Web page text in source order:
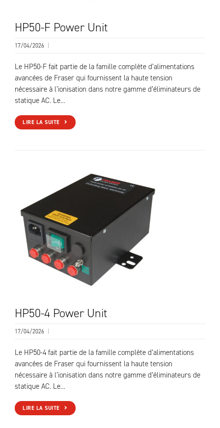
HP50-F Power Unit
17/04/2026
Le HP50-F fait partie de la famille complète d’alimentations
avancées de Fraser qui fournissent la haute tension
nécessaire à l’ionisation dans notre gamme d’éliminateurs de
statique AC. Le…
LIRE LA SUITE
HP50-4 Power Unit
17/04/2026
Le HP50-4 fait partie de la famille complète d’alimentations
avancées de Fraser qui fournissent la haute tension
nécessaire à l’ionisation dans notre gamme d’éliminateurs de
statique AC. Le…
LIRE LA SUITE